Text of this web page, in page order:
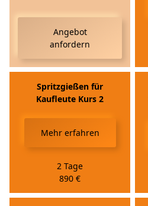
Angebot
anfordern
Spritzgießen für
Kaufleute Kurs 2
Mehr erfahren
2 Tage
890 €